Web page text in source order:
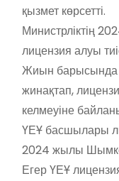
қызмет көрсетті.
Министрліктің
лицензия алуы
Жиын барысында
жинақтап,
келмеуіне
ҮЕҰ басшылары
2024 жылы
Егер ҮЕҰ